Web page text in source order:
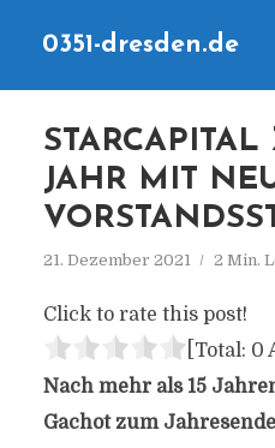
0351-dresden.de
JAHR MIT
21. Dezember 2021 2 Min.
Click to rate this post!
[Total: 0
Nach mehr als 15
Gachot zum